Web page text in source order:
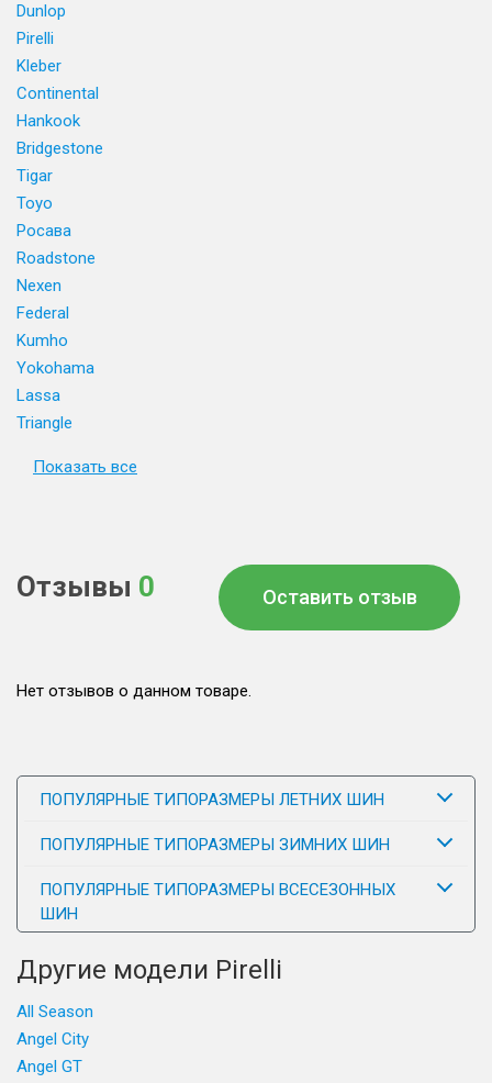
Dunlop
Pirelli
Kleber
Continental
Hankook
Bridgestone
Tigar
Toyo
Росава
Roadstone
Nexen
Federal
Kumho
Yokohama
Lassa
Triangle
Показать все
Отзывы 0 Оставить отзыв
Нет отзывов о данном товаре.
ПОПУЛЯРНЫЕ ТИПОРАЗМЕРЫ ЛЕТНИХ ШИН
ПОПУЛЯРНЫЕ ТИПОРАЗМЕРЫ ЗИМНИХ ШИН
ПОПУЛЯРНЫЕ ТИПОРАЗМЕРЫ ВСЕСЕЗОННЫХ
ШИН
Другие модели Pirelli
All Season
Angel City
Angel GT